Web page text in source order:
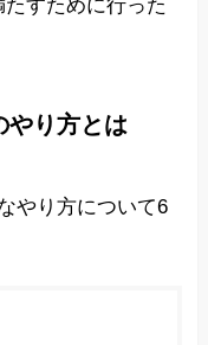
すために行った
やり方とは
やり方について6